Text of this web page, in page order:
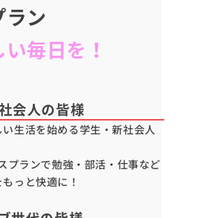
ラン
毎日を！
会人の皆様
生活を始める学生・新社会人
プランで勉強・部活・仕事など
っと快適に！